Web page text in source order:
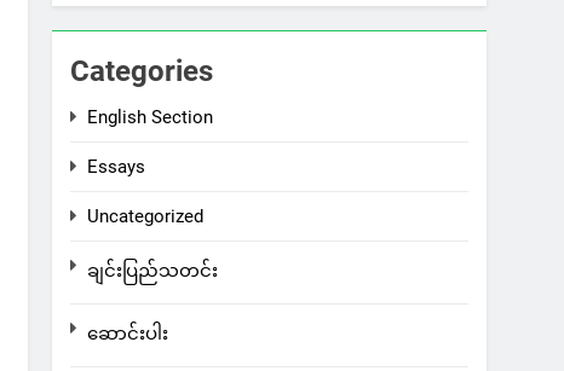
Categories
English Section
Essays
Uncategorized
ချင်းပြည်သတင်း
ဆောင်းပါး